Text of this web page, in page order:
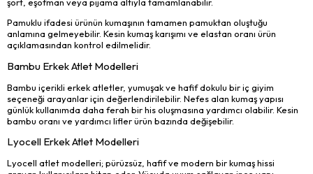
şort, eşofman veya pijama altıyla tamamlanabilir.
Pamuklu ifadesi ürünün kumaşının tamamen pamuktan oluştuğu
anlamına gelmeyebilir. Kesin kumaş karışımı ve elastan oranı ürün
açıklamasından kontrol edilmelidir.
Bambu Erkek Atlet Modelleri
Bambu içerikli erkek atletler, yumuşak ve hafif dokulu bir iç giyim
seçeneği arayanlar için değerlendirilebilir. Nefes alan kumaş yapısı
günlük kullanımda daha ferah bir his oluşmasına yardımcı olabilir. Kesin
bambu oranı ve yardımcı lifler ürün bazında değişebilir.
Lyocell Erkek Atlet Modelleri
Lyocell atlet modelleri; pürüzsüz, hafif ve modern bir kumaş hissi